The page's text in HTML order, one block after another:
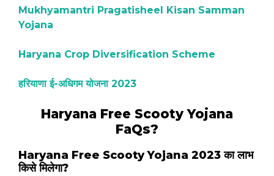
Mukhyamantri Pragatisheel Kisan Samman
Yojana
Haryana Crop Diversification Scheme
हरियाणा ई-अधिगम योजना 2023
Haryana Free Scooty Yojana
FaQs?
Haryana Free Scooty Yojana 2023 का लाभ
किसे मिलेगा?